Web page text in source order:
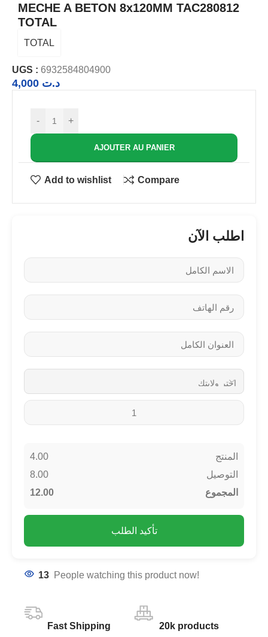
MECHE A BETON 8x120MM TAC280812
TOTAL
TOTAL
UGS : 6932584804900
د.ت
- +
AJOUTER AU PANIER
Add to wishlist Compare
اطلب الآن
المنتج
4.00
التوصيل
8.00
المجموع
12.00
تأكيد الطلب
13 People watching this product now!
Fast Shipping 20k products